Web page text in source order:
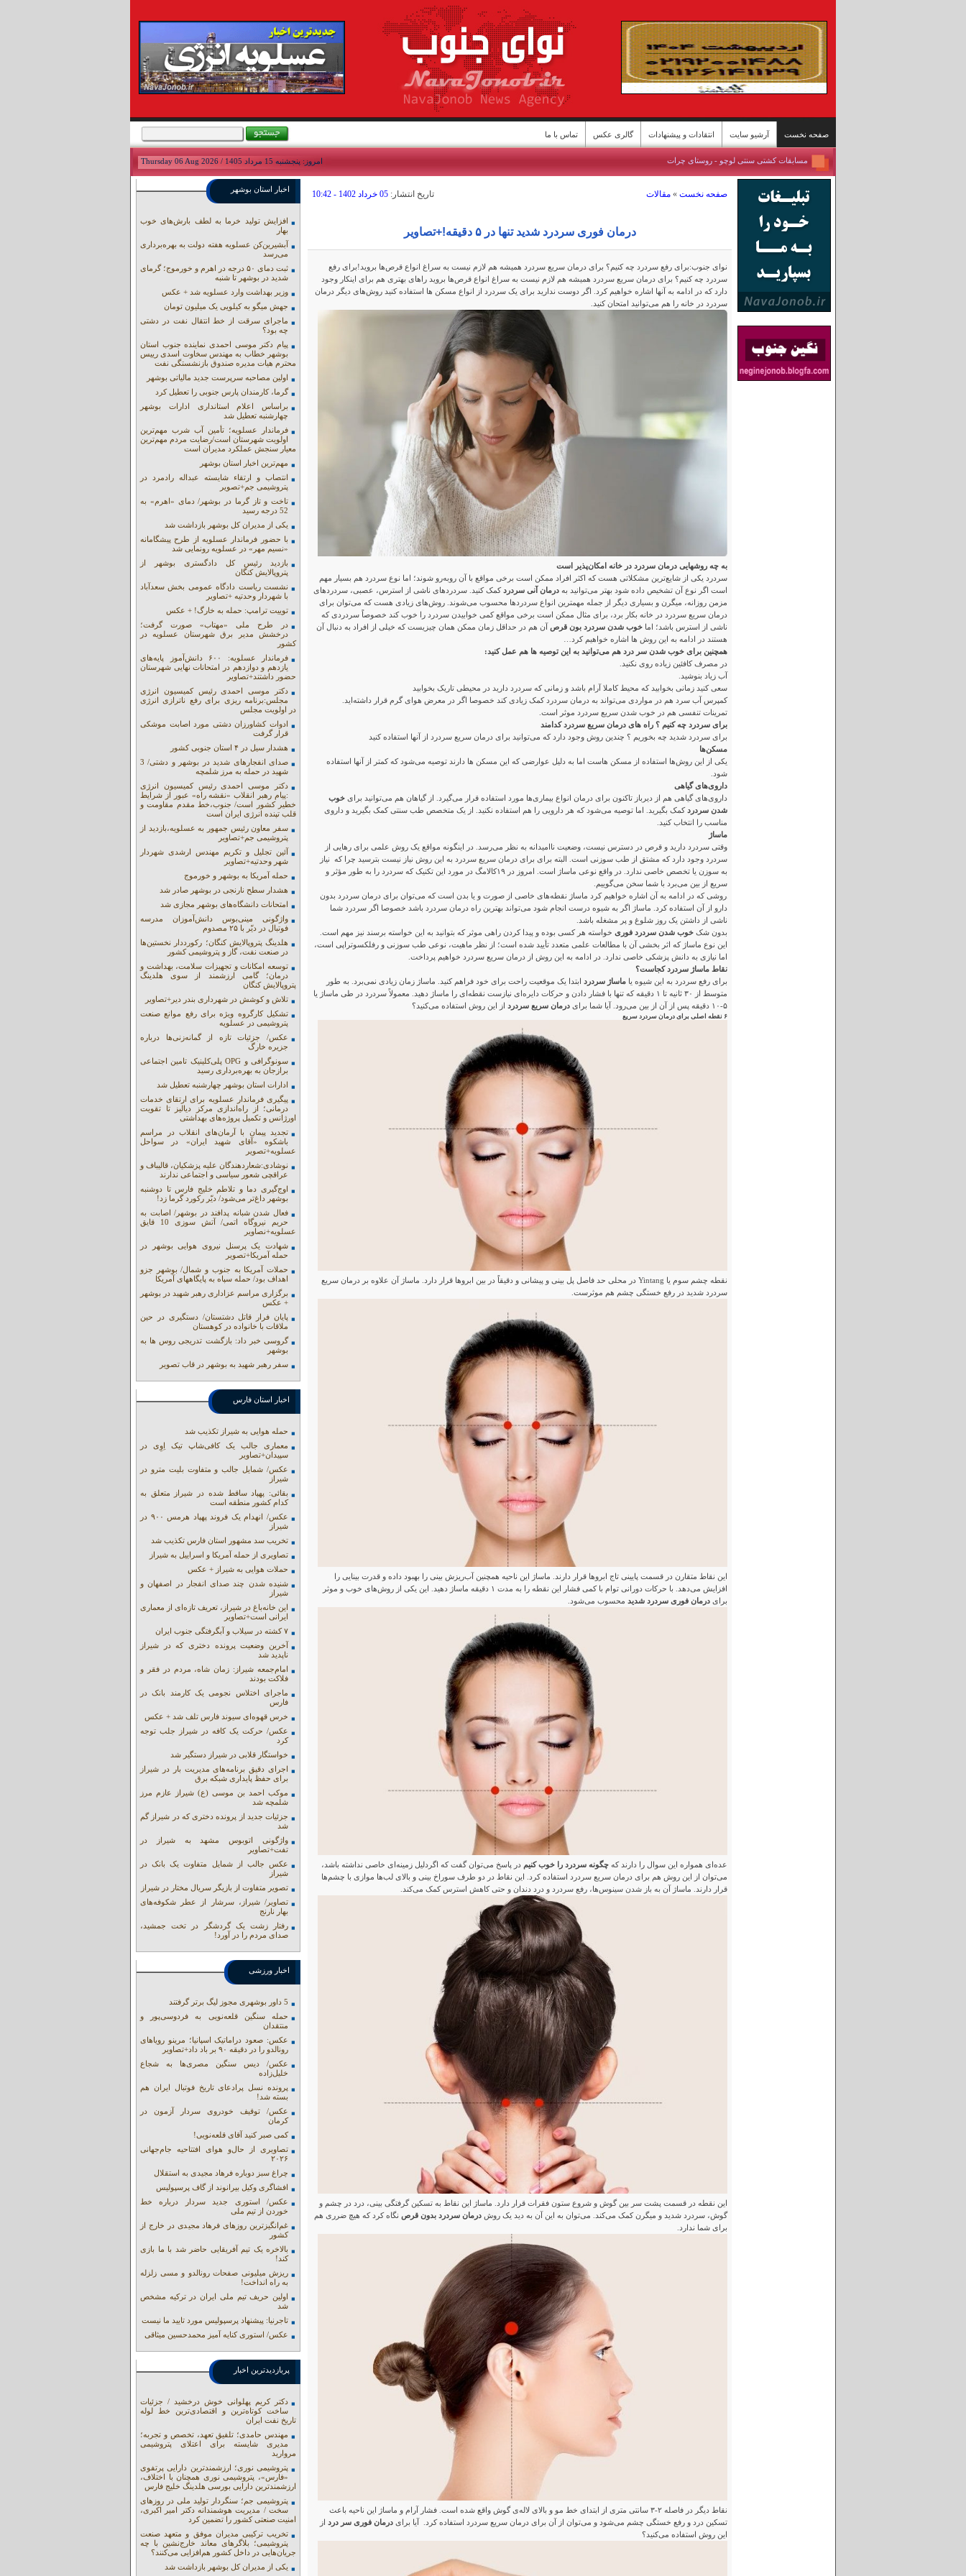
صفحه نخست آرشیو سایت انتقادات و پیشنهادات گالری عکس
تماس با ما
مسابقات کشتی سنتی لوچو - روستای چرات
روستای گردشگری قلات - شیراز
پل محور «رودان - بندرعباس» پس حمله آمریکا
بندرعباس جان ایران
نفیسه روشن از همدم جدیدش رونمایی کرد + عکس
عکس های آیت الله خامنه ای قبل از شهادت
اولین تصاویر از سردار وحیدی پس از جنگ
تصاویر/معماری خاص یک ایستگاه مترو
ییلاقات سوادکوه؛ پناهگاه خنک در اوج گرمای تابستان
امروز: پنجشنبه 15 مرداد 1405 / Thursday 06 Aug 2026
صفحه نخست » مقالات تاريخ انتشار: 05 خرداد 1402 - 10:42
درمان فوری سردرد شدید تنها در ۵ دقیقه!+تصاویر
نوای جنوب:برای رفع سردرد چه کنیم؟ برای درمان سریع سردرد همیشه هم لازم نیست به سراغ انواع قرص‌ها بروید!برای رفع
سردرد چه کنیم؟ برای درمان سریع سردرد همیشه هم لازم نیست به سراغ انواع قرص‌ها بروید راهای بهتری هم برای اینکار وجود
دارد که در ادامه به آنها اشاره خواهیم کرد. اگر دوست ندارید برای یک سردرد از انواع مسکن ها استفاده کنید روش‌‌های دیگر درمان
سردرد در خانه را هم می‌توانید امتحان کنید.
به چه روشهایی درمان سردرد در خانه امکان‌پذیر است
سردرد یکی از شایع‌ترین مشکلاتی هست که اکثر افراد ممکن است برخی مواقع با آن روبه‌رو شوند؛ اما نوع سردرد هم بسیار مهم
است اگر نوع آن تشخیص داده شود بهتر می‌توانید به درمان آنی سردردکمک کنید. سردردهای ناشی از استرس، عصبی، سردردهای
مزمن روزانه، میگرن و بسیاری دیگر از جمله مهمترین انواع سردرد‌ها محسوب می‌شوند. روش‌های زیادی هست که می‌توان برای
درمان سریع سردرد در خانه بکار برد، برای مثال ممکن است برخی مواقع کمی خوابیدن سردرد را خوب کند خصوصاً سردردی که
ناشی از استرس باشد؛ اما خوب شدن سردرد بون قرص آن هم در حداقل زمان ممکن همان چیزیست که خیلی از افراد به دنبال آن
هستند در ادامه به این روش ها اشاره خواهیم کرد…
همچنین برای خوب شدن سر درد هم می‌توانید به این توصیه ها هم عمل کنید:
در مصرف کافئین زیاده روی نکنید.
آب زیاد بنوشید.
سعی کنید زمانی بخوابید که محیط کاملا آرام باشد و زمانی که سردرد دارید در محیطی تاریک بخوابید
کمپرس آب سرد هم در مواردی می‌تواند به درمان سردرد کمک زیادی کند خصوصا اگر در معرض هوای گرم قرار داشته‌اید.
تمرینات تنفسی هم در خوب شدن سریع سردرد موثر است.
برای سردرد چه کنیم ؟ راه های درمان سریع سردرد کدامند
برای سردرد شدید چه بخوریم ؟ چندین روش وجود دارد که می‌توانید برای درمان سریع سردرد از آنها استفاده کنید
مسکن‌ها
یکی از این روش‌ها استفاده از مسکن هاست اما به دلیل عوارضی که این مسکن ها دارند توصیه می‌شود که کمتر از آنها استفاده
شود.
داروی‌های گیاهی
داروی‌های گیاهی هم از دیرباز تاکنون برای درمان انواع بیماری‌ها مورد استفاده قرار می‌گیرد. از گیاهان هم می‌توانید برای خوب
شدن سردردکمک بگیرید. اما توصیه می‌شود که هر دارویی را هم استفاده نکنید. از یک متخصص طب سنتی کمک بگیرید و داروی
مناسب را انتخاب کنید.
ماساژ
وقتی سردرد دارید و قرص در دسترس نیست، وضعیت ناامیدانه به نظر می‌رسد. در اینگونه مواقع یک روش علمی برای رهایی از
سردرد وجود دارد که مشتق از طب سوزنی است. البته برای برای درمان سریع سردرد به این روش نیاز نیست بترسید چرا که نیاز
به سوزن یا تخصص خاصی ندارد. در واقع نوعی ماساژ است. امروز در ۱۹کالامگ در مورد این تکنیک که سردرد را به طور مؤثر و
سریع از بین می‌برد با شما سخن می‌گوییم.
روشی که در ادامه به آن اشاره خواهیم کرد ماساژ نقطه‌های خاصی از صورت و یا بدن است که می‌توان برای درمان سردرد بدون
دارو از آن استفاده کرد. ماساژ اگر به شیوه درست انجام شود می‌تواند بهترین راه درمان سردرد باشد خصوصا اگر سردرد شما
ناشی از داشتن یک روز شلوغ و پر مشغله باشد.
بدون شک خوب شدن سردرد فوری خواسته هر کسی بوده و پیدا کردن راهی موثر که بتوانید به این خواسته برسند نیز مهم است.
این نوع ماساژ که اثر بخشی آن با مطالعات علمی متعدد تأیید شده است؛ از نظر ماهیت، نوعی طب سوزنی و رفلکسوتراپی است،
اما نیازی به دانش پزشکی خاصی ندارد. در ادامه به این روش از درمان سریع سردرد خواهیم پرداخت.
نقاط ماساژ سردرد کجاست؟
برای رفع سردرد به این شیوه یا ماساژ سردرد ابتدا یک موقعیت راحت برای خود فراهم کنید. ماساژ زمان زیادی نمی‌برد. به طور
متوسط ​​از ۳۰ ثانیه تا ۱ دقیقه که تنها با فشار دادن و حرکات دایره‌ای نیازست نقطه‌ای را ماساژ دهید. معمولاً سردرد در طی ماساژ یا
۵-۱۰ دقیقه پس از آن از بین می‌رود. آیا شما برای
درمان سریع سردرد از این روش استفاده می‌کنید؟
۶ نقطه اصلی برای درمان سردرد سریع
نقطه چشم سوم یا Yintang در محلی حد فاصل پل بینی و پیشانی و دقیقاً در بین ابروها قرار دارد. ماساژ آن علاوه بر درمان سریع
سردرد شدید در رفع خستگی چشم هم موثرست.
این نقاط متقارن در قسمت پایینی تاج ابروها قرار دارند. ماساژ این ناحیه همچنین آب‌ریزش بینی را بهبود داده و قدرت بینایی را
افزایش می‌دهد. با حرکات دورانی توام با کمی فشار این نقطه را به مدت ۱ دقیقه ماساژ دهید. این یکی از روش‌های خوب و موثر
برای درمان فوری سردرد شدید محسوب می‌شود.
عده‌ای همواره این سوال را دارند که چگونه سردرد را خوب کنیم در پاسخ می‌توان گفت که اگردلیل زمینه‌ای خاصی نداشته باشد،
می‌توان از این روش هم برای درمان سریع سردرد استفاده کرد. این نقاط در دو طرف سوراخ بینی و بالای لب‌ها موازی با چشم‌ها
قرار دارند. ماساژ آن به باز شدن سینوس‌ها، رفع سردرد و درد دندان و حتی کاهش استرس کمک می‌کند.
این نقطه در قسمت پشت سر بین گوش و شروع ستون فقرات قرار دارد. ماساژ این نقاط به تسکین گرفتگی بینی، درد در چشم و
گوش، سردرد شدید و میگرن کمک می‌کند. می‌توان به این آن به دید یک روش درمان سردرد بدون قرص نگاه کرد که هیچ ضرری هم
برای شما ندارد.
نقاط دیگر در فاصله ۲-۳ سانتی متری از ابتدای خط مو و بالای لاله‌ی گوش واقع شده است. فشار آرام و ماساژ این ناحیه باعث
تسکین درد و رفع خستگی چشم می‌شود و می‌توان از آن برای درمان سریع سردرد استفاده کرد. آیا برای درمان فوری سر درد از
این روش استفاده می‌کنید؟
اخبار استان بوشهر
افزایش تولید خرما به لطف بارش‌های خوب
بهار
آبشیرین‌کن عسلویه هفته دولت به بهره‌برداری
می‌رسد
ثبت دمای ۵۰ درجه در اهرم و خورموج؛ گرمای
شدید در بوشهر تا شنبه
وزیر بهداشت وارد عسلویه شد + عکس
جهش میگو به کیلویی یک میلیون تومان
ماجرای سرقت از خط انتقال نفت در دشتی
چه بود؟
پیام دکتر موسی احمدی نماینده جنوب استان
بوشهر خطاب به مهندس سخاوت اسدی رییس
محترم هیات مدیره صندوق بازنشستگی نفت
اولین مصاحبه سرپرست جدید مالیاتی بوشهر
گرما، کارمندان پارس جنوبی را تعطیل کرد
براساس اعلام استانداری ادارات بوشهر
چهارشنبه تعطیل شد
فرماندار عسلویه؛ تأمین آب شرب مهم‌ترین
اولویت شهرستان است/رضایت مردم مهم‌ترین
معیار سنجش عملکرد مدیران است
مهم‌ترین اخبار استان بوشهر
انتصاب و ارتقاء شایسته عبداله رادمرد در
پتروشیمی جم+تصویر
تاخت و تاز گرما در بوشهر/ دمای «اهرم» به
52 درجه رسید
یکی از مدیران کل بوشهر بازداشت شد
با حضور فرماندار عسلویه از طرح پیشگامانه
«نسیم مهر» در عسلویه رونمایی شد
بازدید رئیس کل دادگستری بوشهر از
پتروپالایش کنگان
نشست ریاست دادگاه عمومی بخش سعدآباد
با شهردار وحدتیه +تصاویر
توییت ترامپ: حمله به خارگ! + عکس
در طرح ملی «مهتاب» صورت گرفت؛
درخشش مدیر برق شهرستان عسلویه در
کشور
فرماندار عسلویه: ۶۰۰ دانش‌آموز پایه‌های
یازدهم و دوازدهم در امتحانات نهایی شهرستان
حضور داشتند+تصاویر
دکتر موسی احمدی رئیس کمیسیون انرژی
مجلس:برنامه ریزی برای رفع ناترازی انرژی
در اولویت مجلس
ادوات کشاورزان دشتی مورد اصابت موشکی
قرار گرفت
هشدار سیل در ۴ استان جنوبی کشور
صدای انفجارهای شدید در بوشهر و دشتی/ 3
شهید در حمله به مرز شلمچه
دکتر موسی احمدی رئیس کمیسیون انرژی
:پیام رهبر انقلاب «نقشه راه» عبور از شرایط
خطیر کشور است/ جنوب،خط مقدم مقاومت و
قلب تپنده انرژی ایران است
سفر معاون رئیس جمهور به عسلویه،بازدید از
پتروشیمی جم+تصاویر
آئین تجلیل و تکریم مهندس ارشدی شهردار
شهر وحدتیه+تصاویر
حمله آمریکا به بوشهر و خورموج
هشدار سطح نارنجی در بوشهر صادر شد
امتحانات دانشگاه‌های بوشهر مجازی شد
واژگونی مینی‌بوس دانش‌آموزان مدرسه
فوتبال در دیّر با ۲۵ مصدوم
هلدینگ پتروپالایش کنگان؛ رکورددار نخستین‌ها
در صنعت نفت، گاز و پتروشیمی کشور
توسعه امکانات و تجهیزات سلامت، بهداشت و
درمان؛ گامی ارزشمند از سوی هلدینگ
پتروپالایش کنگان
تلاش و کوشش در شهرداری بندر دیر+تصاویر
تشکیل کارگروه ویژه برای رفع موانع صنعت
پتروشیمی در عسلویه
عکس/ جزئیات تازه از گمانه‌زنی‌ها درباره
جزیره خارگ
سونوگرافی و OPG پلی‌کلینیک تامین اجتماعی
برازجان به بهره‌برداری رسید
ادارات استان بوشهر چهارشنبه تعطیل شد
پیگیری فرماندار عسلویه برای ارتقای خدمات
درمانی؛ از راه‌اندازی مرکز دیالیز تا تقویت
اورژانس و تکمیل پروژه‌های بهداشتی
تجدید پیمان با آرمان‌های انقلاب در مراسم
باشکوه «آقای شهید ایران» در سواحل
عسلویه+تصویر
نوشادی:شعاردهندگان علیه پزشکیان، قالیباف و
عراقچی شعور سیاسی و اجتماعی ندارند
اوج‌گیری دما و تلاطم خلیج فارس تا دوشنبه
بوشهر داغ‌تر می‌شود/ دیّر رکورد گرما زد!
فعال شدن شبانه پدافند در بوشهر/ اصابت به
حریم نیروگاه اتمی/ آتش سوزی 10 قایق
عسلویه+نصاویر
شهادت یک پرسنل نیروی هوایی بوشهر در
حمله آمریکا+تصویر
حملات آمریکا به جنوب و شمال/ بوشهر جزو
اهداف بود/ حمله سپاه به پایگاههای آمریکا
برگزاری مراسم عزاداری رهبر شهید در بوشهر
+ عکس
پایان فرار قاتل دشتستان/ دستگیری در حین
ملاقات با خانواده در کوهستان
گروسی خبر داد: بازگشت تدریجی روس ها به
بوشهر
سفر رهبر شهید به بوشهر در قاب تصویر
اخبار استان فارس
حمله هوایی به شیراز تکذیب شد
معماری جالب یک کافی‌شاپ تیک اِوِی در
سپیدان+تصاویر
عکس/ شمایل جالب و متفاوت بلیت مترو در
شیراز
بقائی: پهپاد ساقط شده در شیراز متعلق به
کدام کشور منطقه است
عکس/ انهدام یک فروند پهپاد هرمس ۹۰۰ در
شیراز
تخریب سد مشهور استان فارس تکذیب شد
تصاویری از حمله آمریکا و اسراییل به شیراز
حملات هوایی به شیراز + عکس
شنیده شدن چند صدای انفجار در اصفهان و
شیراز
این خانه‌باغ در شیراز، تعریف تازه‌ای از معماری
ایرانی است+تصاویر
۷ کشته در سیلاب و آبگرفتگی جنوب ایران
آخرین وضعیت پرونده دختری که در شیراز
ناپدید شد
امام‌جمعه شیراز: زمان شاه، مردم در فقر و
فلاکت بودند
ماجرای اختلاس نجومی یک کارمند بانک در
فارس
خرس قهوه‌ای سیوند فارس تلف شد + عکس
عکس/ حرکت یک کافه در شیراز جلب توجه
کرد
خواستگار قلابی در شیراز دستگیر شد
اجرای دقیق برنامه‌های مدیریت بار در شیراز
برای حفظ پایداری شبکه برق
موکب احمد بن موسی (ع) شیراز عازم مرز
شلمچه شد
جزئیات جدید از پرونده دختری که در شیراز گم
شد
واژگونی اتوبوس مشهد به شیراز در
تفت+تصاویر
عکس جالب از شمایل متفاوت یک بانک در
شیراز
تصویر متفاوت از بازیگر سریال مختار در شیراز
تصاویر/ شیراز، سرشار از عطر شکوفه‌های
بهار نارنج
رفتار زشت یک گردشگر در تخت جمشید،
صدای مردم را در آورد!
اخبار ورزشی
5 داور بوشهری مجوز لیگ برتر گرفتند
حمله سنگین قلعه‌نویی به فردوسی‌پور و
منتقدان
عکس: صعود دراماتیک اسپانیا؛ مرینو رویاهای
رونالدو را در دقیقه ۹۰ بر باد داد+تصاویر
عکس/ دیس سنگین مصری‌ها به شجاع
خلیل‌زاده
پرونده نسل پرادعای تاریخ فوتبال ایران هم
بسته شد!
عکس/ توقیف خودروی سردار آزمون در
کرمان
کمی صبر کنید آقای قلعه‌نویی!
تصاویری از حال‌و هوای افتتاحیه جام‌جهانی
۲۰۲۶
چراغ سبز دوباره فرهاد مجیدی به استقلال
افشاگری وکیل بیرانوند از گاف‌ پرسپولیس
عکس/ استوری جدید سردار درباره خط
خوردن از تیم ملی
غم‌انگیزترین روزهای فرهاد مجیدی در خارج از
کشور
بالاخره یک تیم آفریقایی حاضر شد با ما بازی
کند!
ریزش میلیونی صفحات رونالدو و مسی زلزله
به راه انداخت!
اولین حریف تیم ملی ایران در ترکیه مشخص
شد
تاجرنیا: پیشنهاد پرسپولیس مورد تایید ما نیست
عکس/ استوری کنایه آمیز محمدحسین میثاقی
پربازدیدترین اخبار
دکتر کریم پهلوانی خوش درخشید / جزئیات
ساخت کوتاه‌ترین و اقتصادی‌ترین خط لوله
تاریخ نفت ایران
مهندس حامدی؛ تلفیق تعهد، تخصص و تجربه؛
مدیری شایسته برای اعتلای پتروشیمی
مروارید
پتروشیمی نوری؛ ارزشمندترین دارایی پرتفوی
«فارس»، پتروشیمی نوری همچنان با اختلاف،
ارزشمندترین دارایی بورسی هلدینگ خلیج فارس
پتروشیمی جم؛ سنگردار تولید ملی در روزهای
سخت / مدیریت هوشمندانه دکتر امیر اکبری،
امنیت صنعتی کشور را تضمین کرد
تخریب ترکیبی مدیران موفق و متعهد صنعت
پتروشیمی؛ بلاگرهای معاند خارج‌نشین با چه
جریان‌هایی در داخل کشور هم‌افزایی می‌کنند؟
یکی از مدیران کل بوشهر بازداشت شد